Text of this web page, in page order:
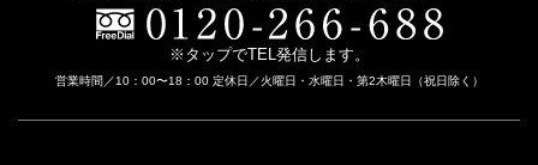
※タップでTEL発信します。
営業時間／10：00〜18：00 定休日／火曜日・水曜日・第2木曜日（祝日除く）